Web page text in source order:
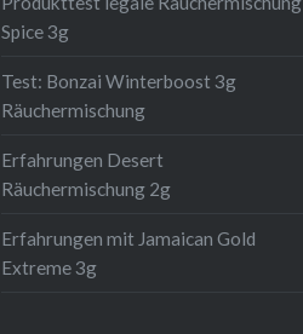
Spice 3g
Test: Bonzai Winterboost 3g
Räuchermischung
Erfahrungen Desert
Räuchermischung 2g
Erfahrungen mit Jamaican Gold
Extreme 3g